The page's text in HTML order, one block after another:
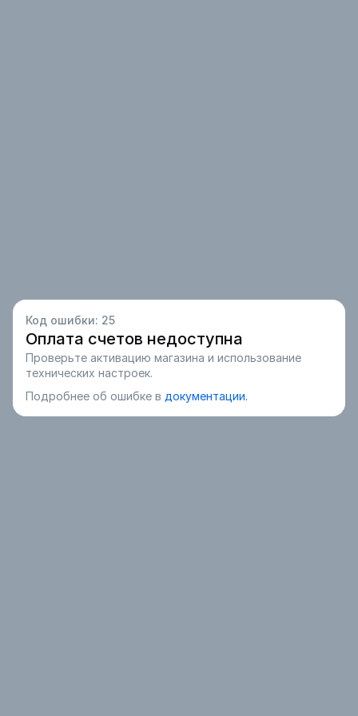
Код ошибки: 25
Оплата счетов недоступна
Проверьте активацию магазина и использование
технических настроек.
Подробнее об ошибке в документации.